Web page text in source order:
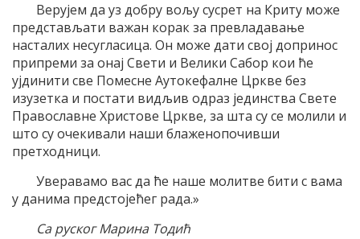
Верујем да уз добру вољу сусрет на Криту може
представљати важан корак за превладавање
насталих несугласица. Он може дати свој допринос
припреми за онај Свети и Велики Сабор кои ће
ујдинити све Помесне Аутокефалне Цркве без
изузетка и постати видљив одраз јединства Свете
Православне Христове Цркве, за шта су се молили и
што су очекивали наши блаженопочивши
претходници.
Уверавамо вас да ће наше молитве бити с вама
у данима предстојећег рада.»
Са руског Марина Тодић